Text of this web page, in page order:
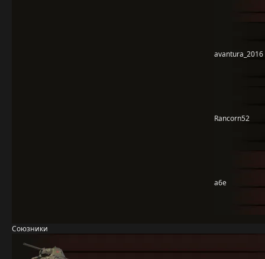
avantura_2016
Rancorn52
a6e
Союзники